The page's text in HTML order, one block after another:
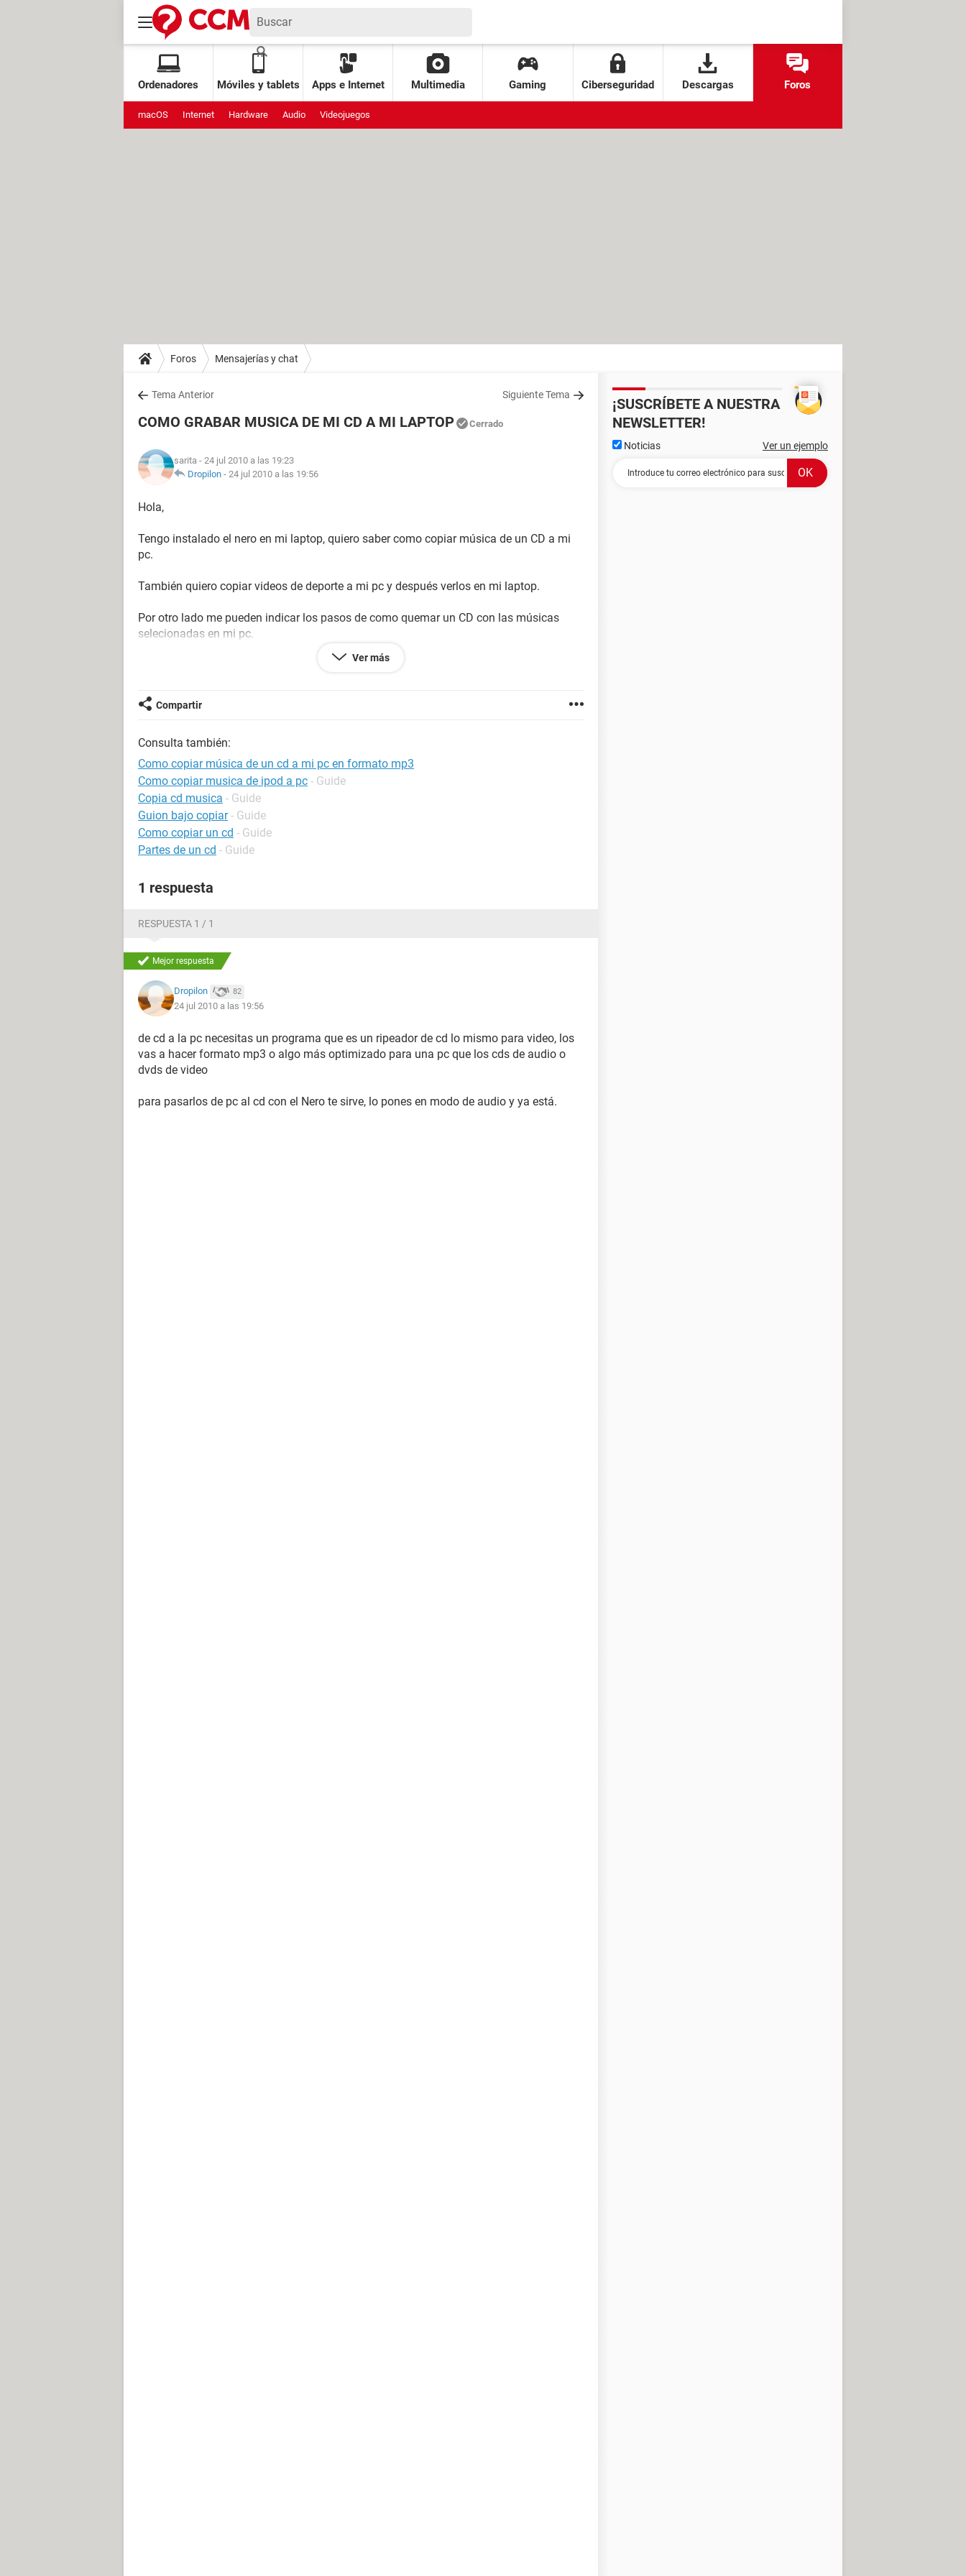
Ordenadores Móviles y tablets Apps e Internet Multimedia Gaming Ciberseguridad Descargas Foros
macOS Internet Hardware Audio Videojuegos
Foros Mensajerías y chat
Tema Anterior Siguiente Tema
COMO GRABAR MUSICA DE MI CD A MI LAPTOP Cerrado
sarita - 24 jul 2010 a las 19:23
Dropilon - 24 jul 2010 a las 19:56
Hola,
Tengo instalado el nero en mi laptop, quiero saber como copiar música de un CD a mi
pc.
También quiero copiar videos de deporte a mi pc y después verlos en mi laptop.
Por otro lado me pueden indicar los pasos de como quemar un CD con las músicas
selecionadas en mi pc.
Saludos
Ver más
Compartir
Consulta también:
Como copiar música de un cd a mi pc en formato mp3
Como copiar musica de ipod a pc - Guide
Copia cd musica - Guide
Guion bajo copiar - Guide
Como copiar un cd - Guide
Partes de un cd - Guide
1 respuesta
RESPUESTA 1 / 1
Mejor respuesta
Dropilon 82
24 jul 2010 a las 19:56
de cd a la pc necesitas un programa que es un ripeador de cd lo mismo para video, los
vas a hacer formato mp3 o algo más optimizado para una pc que los cds de audio o
dvds de video
para pasarlos de pc al cd con el Nero te sirve, lo pones en modo de audio y ya está.
¡SUSCRÍBETE A NUESTRA
NEWSLETTER!
Noticias Ver un ejemplo